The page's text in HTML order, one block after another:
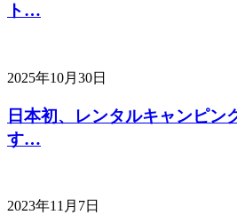
ト…
2025年10月30日
日本初、レンタルキャンピン
す…
2023年11月7日